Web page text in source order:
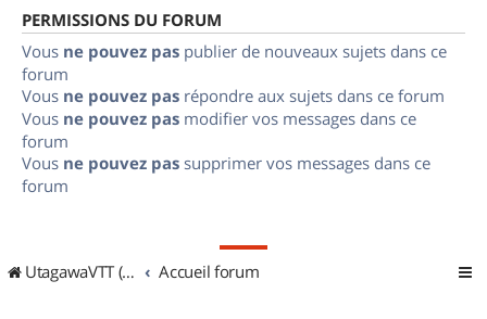
PERMISSIONS DU FORUM
Vous ne pouvez pas publier de nouveaux sujets dans ce
forum
Vous ne pouvez pas répondre aux sujets dans ce forum
Vous ne pouvez pas modifier vos messages dans ce
forum
Vous ne pouvez pas supprimer vos messages dans ce
forum
UtagawaVTT (Randos VTT et VTTAE avec traces GPS) Accueil forum